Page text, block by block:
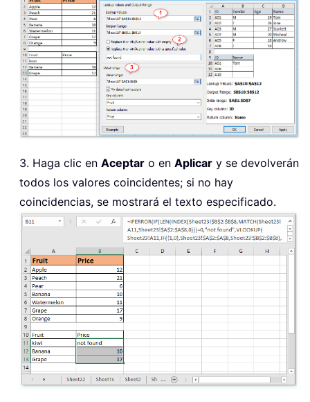
3. Haga clic en Aceptar o en Aplicar y se devolverán
todos los valores coincidentes; si no hay
coincidencias, se mostrará el texto especificado.